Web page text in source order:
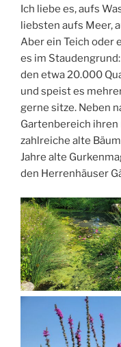
Ich liebe es, aufs
liebsten aufs Meer,
Aber ein Teich oder
es im
den etwa 20.000
und speist es
gerne sitze. Neben
Gartenbereich
zahlreiche alte
Jahre alte
den Herrenhäuser